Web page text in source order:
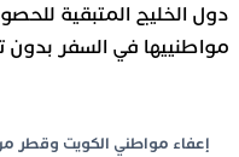
دول الخليج المتبقية
مواطنييها في السفر بدون
إعفاء مواطني الكويت وقطر